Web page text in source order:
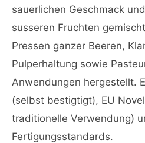
sauerlichen Geschmack
susseren Fruchten
Pressen ganzer Beeren,
Pulperhaltung sowie
Anwendungen hergestellt.
(selbst bestigtigt), EU
traditionelle Verwendung)
Fertigungsstandards.